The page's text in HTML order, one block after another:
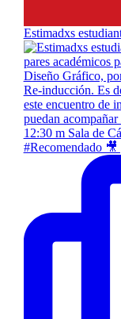
Estimadxs
#Recomendado 🎥